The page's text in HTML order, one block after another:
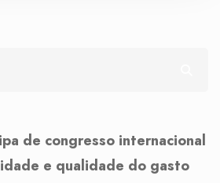
de congresso internacional
e qualidade do gasto